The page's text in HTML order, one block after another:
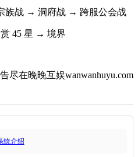
族战 → 洞府战 → 跨服公会战
45 星 → 境界
尽在晚晚互娱wanwanhuyu.com
统介绍